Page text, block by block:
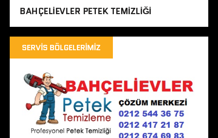
BAHÇELIEVLER PETEK TEMIZLIĞI
SERVIS BÖLGELERIMIZ